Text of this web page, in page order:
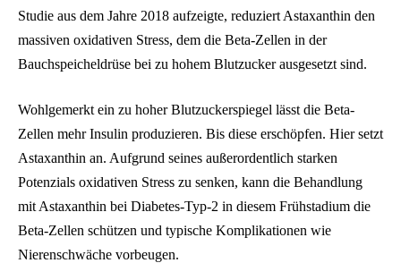
Studie aus dem Jahre 2018 aufzeigte, reduziert Astaxanthin den
massiven oxidativen Stress, dem die Beta-Zellen in der
Bauchspeicheldrüse bei zu hohem Blutzucker ausgesetzt sind.
Wohlgemerkt ein zu hoher Blutzuckerspiegel lässt die Beta-
Zellen mehr Insulin produzieren. Bis diese erschöpfen. Hier setzt
Astaxanthin an. Aufgrund seines außerordentlich starken
Potenzials oxidativen Stress zu senken, kann die Behandlung
mit Astaxanthin bei Diabetes-Typ-2 in diesem Frühstadium die
Beta-Zellen schützen und typische Komplikationen wie
Nierenschwäche vorbeugen.